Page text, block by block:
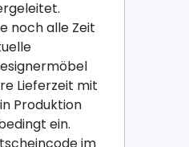
noch alle Zeit
Lieferzeit mit
Produktion
ein.